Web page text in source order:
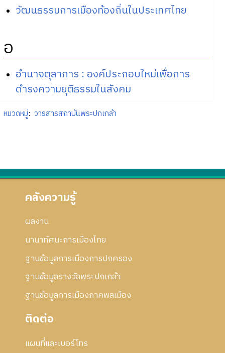
วัฒนธรรมการเมืองท้องถิ่นในประเทศไทย
อ
อำนาจตุลาการ : องค์ประกอบใหม่เพื่อการ
ดำรงความยุติธรรมในสังคม
หมวดหมู่: วารสารสถาบันพระปกเกล้า
คลังความรู้
ผลงาน
นานาทัศนะการเมืองไทย
ฐานข้อมูลการเมืองการปกครอง
ฐานข้อมูลรางวัลพระปกเกล้า
ฐานข้อมูลการเมืองภาคพลเมือง
ติดต่อ
แผนที่และเบอร์โทร